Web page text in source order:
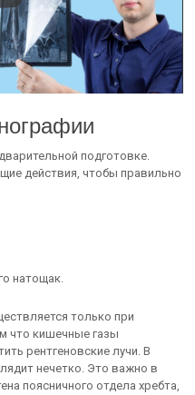
подготовке.
действия, чтобы правильно
натощак.
только при
что кишечные газы
рентгеновские лучи. В
нечетко. Это важно в
поясничного отдела хребта,